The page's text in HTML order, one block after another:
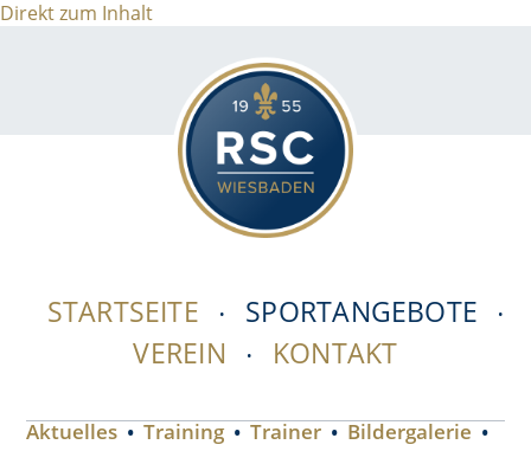
Direkt zum Inhalt
STARTSEITE
SPORTANGEBOTE
VEREIN
KONTAKT
Aktuelles Training Trainer
Bildergalerie